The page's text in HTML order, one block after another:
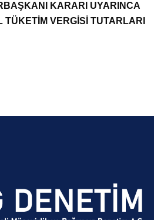
KARARI UYARINCA
VERGİSİ TUTARLARI